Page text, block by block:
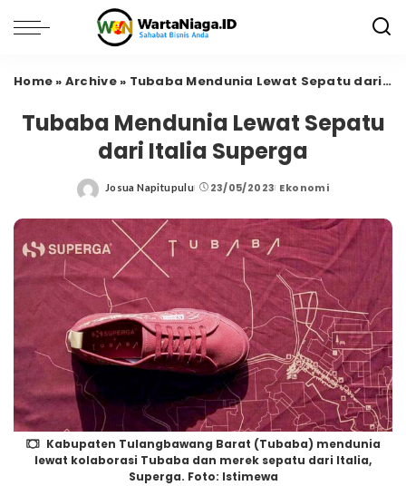
Home » Archive» Tubaba Mendunia Lewat Sepatu dari Italia Superga
Tubaba Mendunia Lewat Sepatu
dari Italia Superga
Posted
Josua Napitupulu 23/05/2023 Ekonomi
Kabupaten Tulangbawang Barat (Tubaba) mendunia
lewat kolaborasi Tubaba dan merek sepatu dari Italia,
Superga. Foto: Istimewa